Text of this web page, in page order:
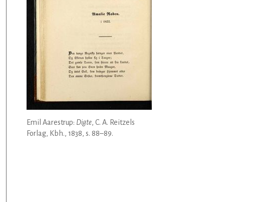
Emil Aarestrup: Digte, C. A. Reitzels
Forlag, Kbh., 1838, s. 88–89.